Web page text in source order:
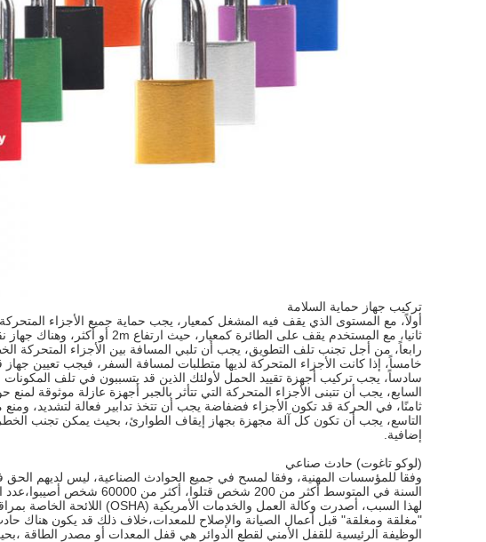
تركيب جهاز حماية السلامة
أولاً، مع المستوى الذي يقف فيه المشغل كمعيار، يجب حماية جميع الأجزاء المتحركة
ثانيا، مع المستخدم يقف على الطائرة كمعيار، حيث ارتفاع 2m أو أكثر، وهناك جهاز نقل المواد،جهاز نقل الحزام وتحت بناء آلات البناءثالثاً، يجب تعيين الحماية في وضع التشغيل 2 متر فوق مستوى المعيار من ارتفاع السقوط.
رابعاً، من أجل تجنب تلف التطويق، يجب أن تلبي المسافة بين الأجزاء المتحركة
خامساً، إذا كانت الأجزاء المتحركة لديها متطلبات لمسافة السفر، فيجب تعيين
سادساً، يجب تركيب أجهزة تقييد الحمل لأولئك الذين قد يتسببون في تلف
السابع، يجب أن تتبنى الأجزاء المتحركة التي تتأثر بالجبر أجهزة عازلة موثوقة لمنع
ثامنًا، في الحركة قد تكون الأجزاء فضفاضة يجب أن تتخذ تدابير فعالة لتشديد،
التاسع، يجب أن تكون كل آلة مجهزة بجهاز إيقاف الطوارئ، بحيث يمكن تجنب
إضافية.
(لوكو تاغوت) حادث صناعي
السنة في المتوسط أكثر من 200 شخص قتلوا، أكثر من 60000 شخص أصيبوا،عدد الأيام كل عام بسبب سبب الحادث سبب إنتاج المؤسسة لمدة 24 يوما.
"مغلقة ومغلقة" قبل أعمال الصيانة والإصلاح للمعدات،خلاف ذلك قد يكون هناك
الوظيفة الرئيسية للقفل الأمني لقطع الدوائر هي قفل المعدات أو مصدر